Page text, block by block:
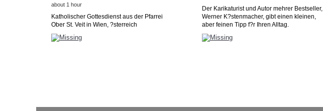
about 1 hour
Katholischer Gottesdienst aus der Pfarrei
Ober St. Veit in Wien, ?sterreich
Der Karikaturist und Autor mehrer Bestseller,
Werner K?stenmacher, gibt einen kleinen,
aber feinen Tipp f?r Ihren Alltag.